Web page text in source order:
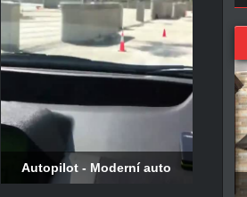
Autopilot - Moderní auto